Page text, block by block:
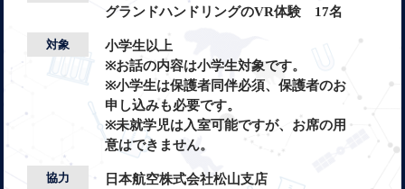
グランドハンドリングのVR体験 17名
対象
小学生以上
※お話の内容は小学生対象です。
※小学生は保護者同伴必須、保護者のお
申し込みも必要です。
※未就学児は入室可能ですが、お席の用
意はできません。
協力 日本航空株式会社松山支店